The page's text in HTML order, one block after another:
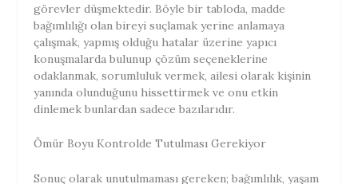
görevler düşmektedir. Böyle bir tabloda, madde
bağımlılığı olan bireyi suçlamak yerine anlamaya
çalışmak, yapmış olduğu hatalar üzerine yapıcı
konuşmalarda bulunup çözüm seçeneklerine
odaklanmak, sorumluluk vermek, ailesi olarak kişinin
yanında olunduğunu hissettirmek ve onu etkin
dinlemek bunlardan sadece bazılarıdır.
Ömür Boyu Kontrolde Tutulması Gerekiyor
Sonuç olarak unutulmaması gereken; bağımlılık, yaşam